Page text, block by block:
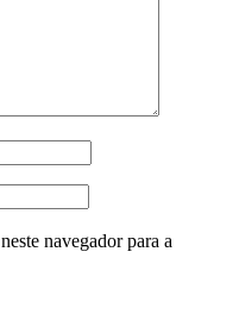
navegador para a